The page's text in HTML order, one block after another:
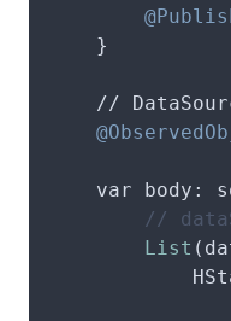
    }
//
    var
body :
//
List